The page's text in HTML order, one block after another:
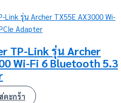
TP-Link รุ่น Archer
Wi-Fi 6 Bluetooth 5.3
ตะกร้า